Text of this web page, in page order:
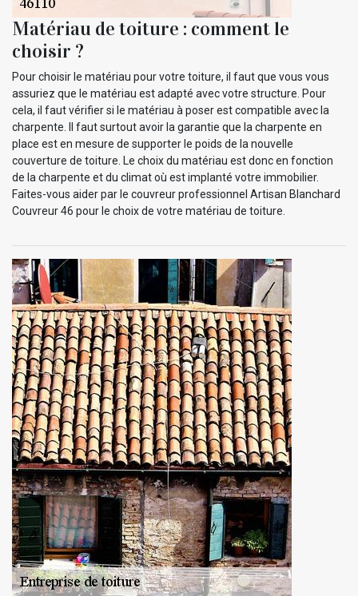
Matériau de toiture : comment le
choisir ?
Pour choisir le matériau pour votre toiture, il faut que vous vous
assuriez que le matériau est adapté avec votre structure. Pour
cela, il faut vérifier si le matériau à poser est compatible avec la
charpente. Il faut surtout avoir la garantie que la charpente en
place est en mesure de supporter le poids de la nouvelle
couverture de toiture. Le choix du matériau est donc en fonction
de la charpente et du climat où est implanté votre immobilier.
Faites-vous aider par le couvreur professionnel Artisan Blanchard
Couvreur 46 pour le choix de votre matériau de toiture.